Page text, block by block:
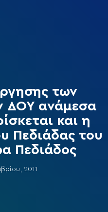
των
ΔΟΥ ανάμεσα
και η
Πεδιάδας του
Πεδιάδος
2011